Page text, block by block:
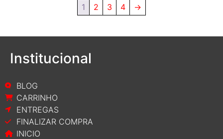
1 2 3 4 →
Institucional
BLOG
CARRINHO
ENTREGAS
FINALIZAR COMPRA
INICIO